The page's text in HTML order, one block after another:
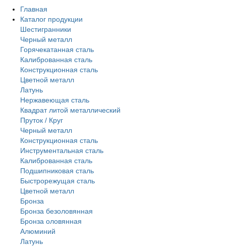
Главная
Каталог продукции
Шестигранники
Черный металл
Горячекатанная сталь
Калиброванная сталь
Конструкционная сталь
Цветной металл
Латунь
Нержавеющая сталь
Квадрат литой металлический
Пруток / Круг
Черный металл
Конструкционная сталь
Инструментальная сталь
Калиброванная сталь
Подшипниковая сталь
Быстрорежущая сталь
Цветной металл
Бронза
Бронза безоловянная
Бронза оловянная
Алюминий
Латунь